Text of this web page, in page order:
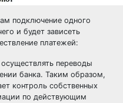
подключение одного
и будет зависеть
платежей:
переводы
банка. Таким образом,
контроль собственных
по действующим